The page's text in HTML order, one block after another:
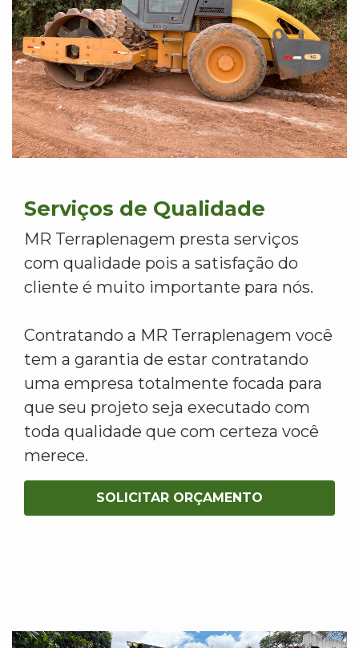
Serviços de Qualidade
MR Terraplenagem presta serviços
com qualidade pois a satisfação do
cliente é muito importante para nós.
Contratando a MR Terraplenagem você
tem a garantia de estar contratando
uma empresa totalmente focada para
que seu projeto seja executado com
toda qualidade que com certeza você
merece.
SOLICITAR ORÇAMENTO